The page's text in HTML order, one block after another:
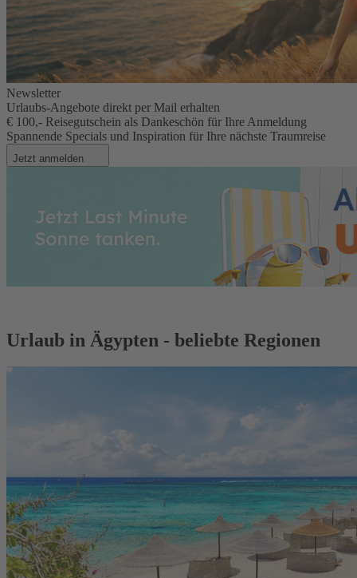
Newsletter
Urlaubs-Angebote direkt per Mail erhalten
€ 100,- Reisegutschein als Dankeschön für Ihre Anmeldung
Spannende Specials und Inspiration für Ihre nächste Traumreise
Jetzt anmelden
Urlaub in Ägypten - beliebte Regionen